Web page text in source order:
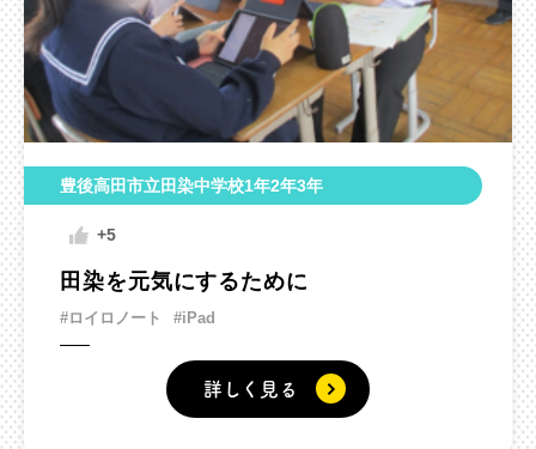
豊後高田市立田染中学校1年2年3年
+5
田染を元気にするために
#ロイロノート #iPad
詳しく見る